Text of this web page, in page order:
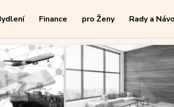
Finance pro Ženy Rady a